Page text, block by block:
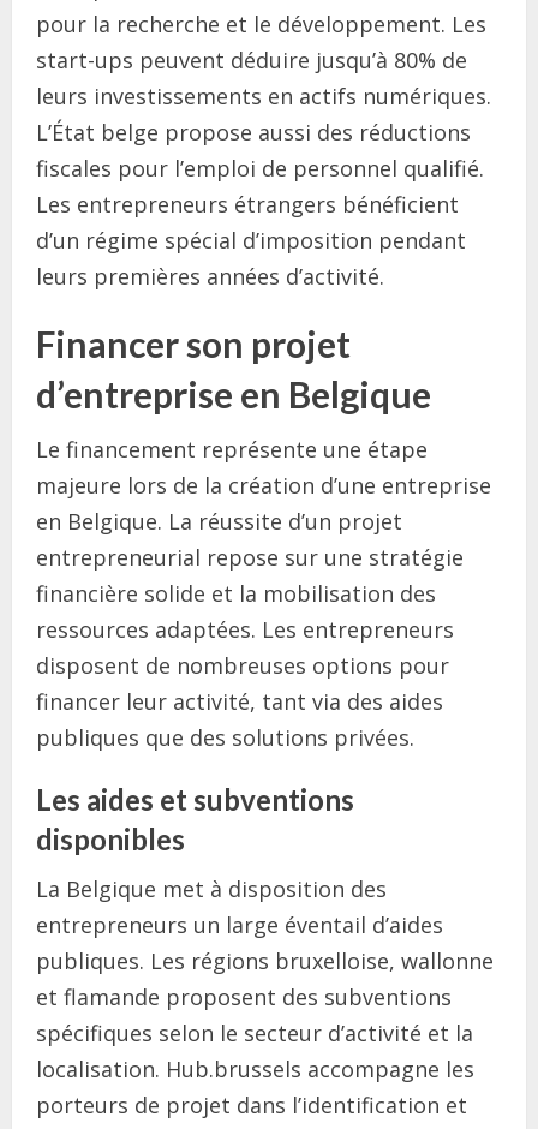
pour la recherche et le développement. Les
start-ups peuvent déduire jusqu’à 80% de
leurs investissements en actifs numériques.
L’État belge propose aussi des réductions
fiscales pour l’emploi de personnel qualifié.
Les entrepreneurs étrangers bénéficient
d’un régime spécial d’imposition pendant
leurs premières années d’activité.
Financer son projet
d’entreprise en Belgique
Le financement représente une étape
majeure lors de la création d’une entreprise
en Belgique. La réussite d’un projet
entrepreneurial repose sur une stratégie
financière solide et la mobilisation des
ressources adaptées. Les entrepreneurs
disposent de nombreuses options pour
financer leur activité, tant via des aides
publiques que des solutions privées.
Les aides et subventions
disponibles
La Belgique met à disposition des
entrepreneurs un large éventail d’aides
publiques. Les régions bruxelloise, wallonne
et flamande proposent des subventions
spécifiques selon le secteur d’activité et la
localisation. Hub.brussels accompagne les
porteurs de projet dans l’identification et